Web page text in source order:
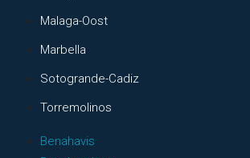
Malaga-Oost
Marbella
Sotogrande-Cadiz
Torremolinos
Benahavis